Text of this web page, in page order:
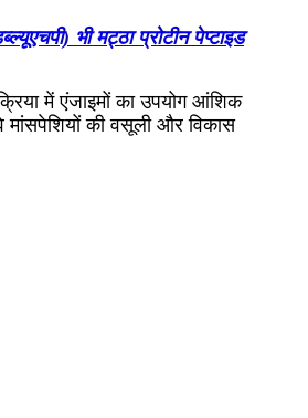
भी मट्ठा प्रोटीन पेप्टाइड
में एंजाइमों का उपयोग आंशिक
मांसपेशियों की वसूली और विकास